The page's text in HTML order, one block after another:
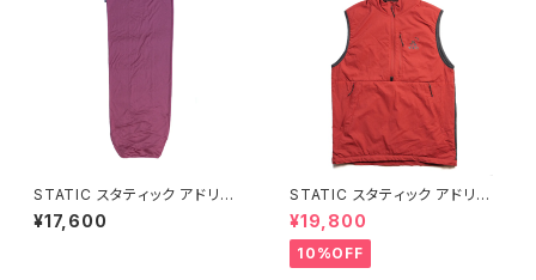
STATIC スタティック アドリフト
ライナー レギュラー / Smoked
Pink
¥17,600
STATIC スタティック アドリフト
ベスト ウィズ シェル / Magma/
Black
¥19,800
10%OFF